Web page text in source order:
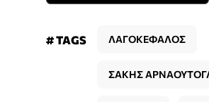
# TAGS ΛΑΓΟΚΕΦΑΛΟΣ
ΣΑΚΗΣ